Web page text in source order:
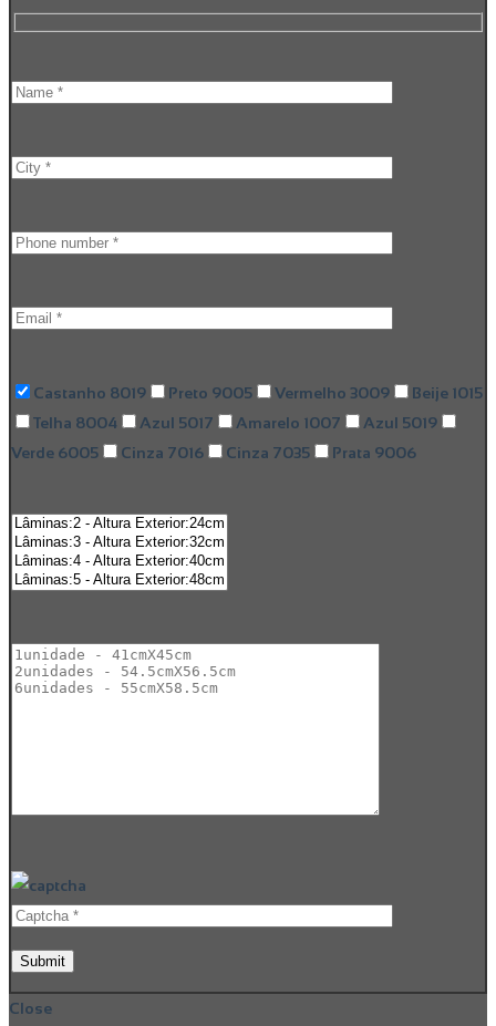
Castanho 8019 Preto 9005 Vermelho 3009
Beije 1015
Telha 8004
Azul 5017 Amarelo 1007
Azul 5019
Verde 6005
Cinza 7016 Cinza 7035 Prata 9006
Close